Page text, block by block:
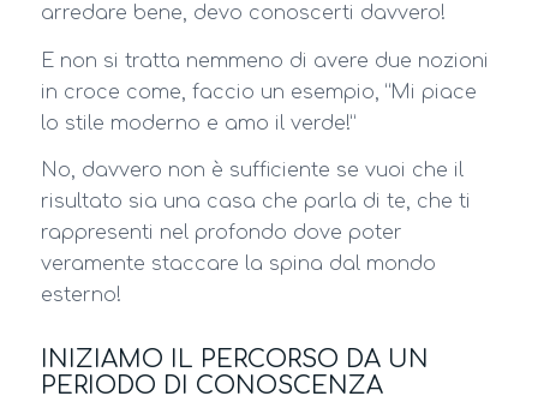
arredare bene, devo conoscerti davvero!
E non si tratta nemmeno di avere due nozioni
in croce come, faccio un esempio, “Mi piace
lo stile moderno e amo il verde!”
No, davvero non è sufficiente se vuoi che il
risultato sia una casa che parla di te, che ti
rappresenti nel profondo dove poter
veramente staccare la spina dal mondo
esterno!
INIZIAMO IL PERCORSO DA UN
PERIODO DI CONOSCENZA